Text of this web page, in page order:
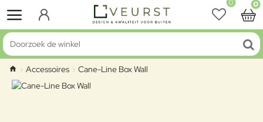
0 0
Doorzoek de winkel
home
Accessoires Cane-Line Box Wall